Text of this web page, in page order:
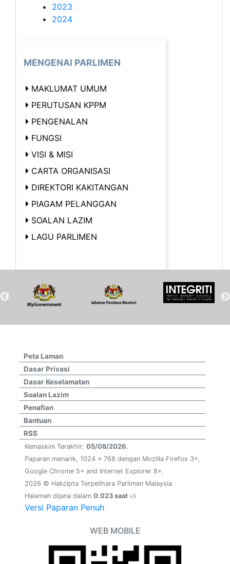
2023
2024
MENGENAI PARLIMEN
MAKLUMAT UMUM
PERUTUSAN KPPM
PENGENALAN
FUNGSI
VISI & MISI
CARTA ORGANISASI
DIREKTORI KAKITANGAN
PIAGAM PELANGGAN
SOALAN LAZIM
LAGU PARLIMEN
Peta Laman
Dasar Privasi
Dasar Keselamatan
Soalan Lazim
Penafian
Bantuan
RSS
Kemaskini Terakhir: 05/08/2026.
Paparan menarik, 1024 x 768 dengan Mozilla Firefox 3+,
Google Chrome 5+ and Internet Explorer 8+.
2026 © Hakcipta Terpelihara Parlimen Malaysia
Halaman dijana dalam 0.023 saat v5
Versi Paparan Penuh
WEB MOBILE